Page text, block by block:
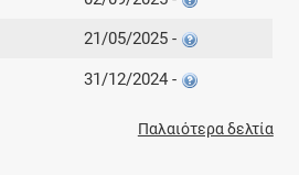
21/05/2025 -
31/12/2024 -
Παλαιότερα δελτία